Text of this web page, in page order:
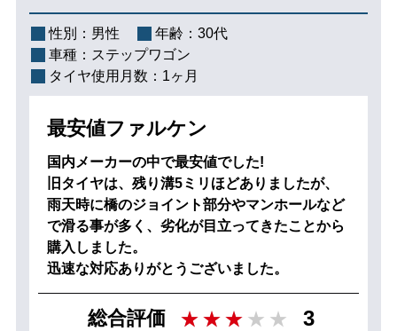
性別： 男性 年齢： 30代
車種： ステップワゴン
タイヤ使用月数： 1ヶ月
最安値ファルケン
国内メーカーの中で最安値でした!
旧タイヤは、残り溝5ミリほどありましたが、
雨天時に橋のジョイント部分やマンホールなど
で滑る事が多く、劣化が目立ってきたことから
購入しました。
迅速な対応ありがとうございました。
総合評価 3